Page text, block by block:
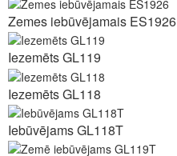
Zemes iebūvējamais ES1926
Iezemēts GL119
Iezemēts GL118
Iebūvējams GL118T